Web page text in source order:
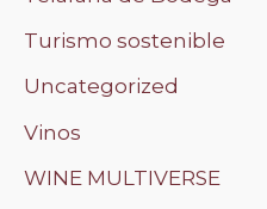
Turismo sostenible
Uncategorized
Vinos
WINE MULTIVERSE